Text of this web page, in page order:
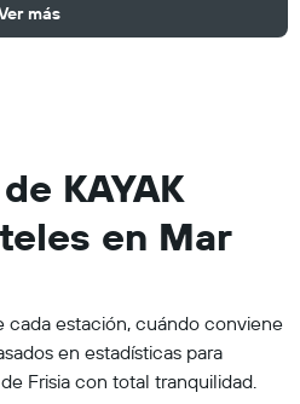
más
KAYAK
en Mar
cada estación, cuándo conviene
en estadísticas para
Frisia con total tranquilidad.